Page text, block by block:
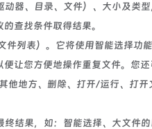
动器、目录、文件）、大小及
查找条件取得结果。
列表）。它将使用智能选择功
让您方便地操作重复文件。您
他地方、删除、打开/运行、打
结果，如：智能选择、大文件